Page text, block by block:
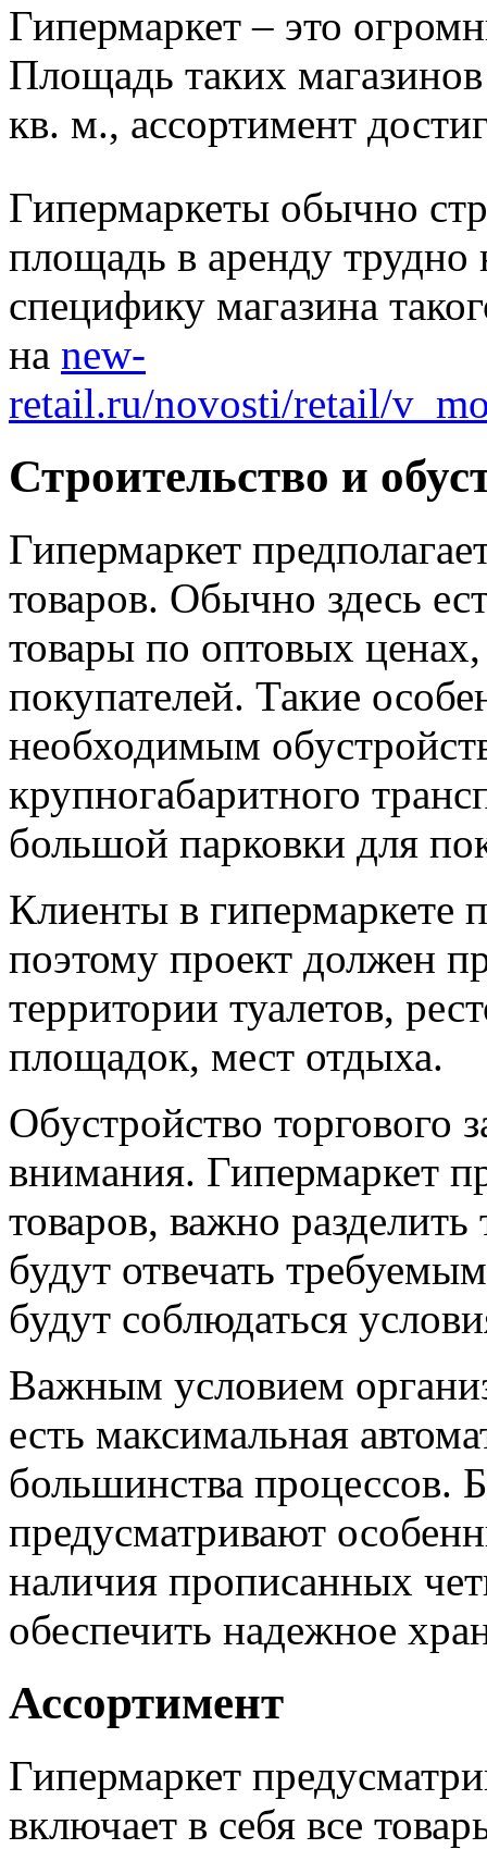
Гипермаркет – это
Площадь таких
кв. м., ассортимент
Гипермаркеты обычно
площадь в аренду
специфику магазина
на new-
retail.ru/novosti/retail/
Строительство и
Гипермаркет
товаров. Обычно здесь
товары по оптовых
покупателей. Такие
необходимым
крупногабаритного
большой парковки для
Клиенты в гипермаркете
поэтому проект должен
территории туалетов,
площадок, мест отдыха.
Обустройство торгового
внимания. Гипермаркет
товаров, важно
будут отвечать
будут соблюдаться
Важным условием
есть максимальная
большинства процессов.
предусматривают
наличия прописанных
обеспечить надежное
Ассортимент
Гипермаркет
включает в себя все